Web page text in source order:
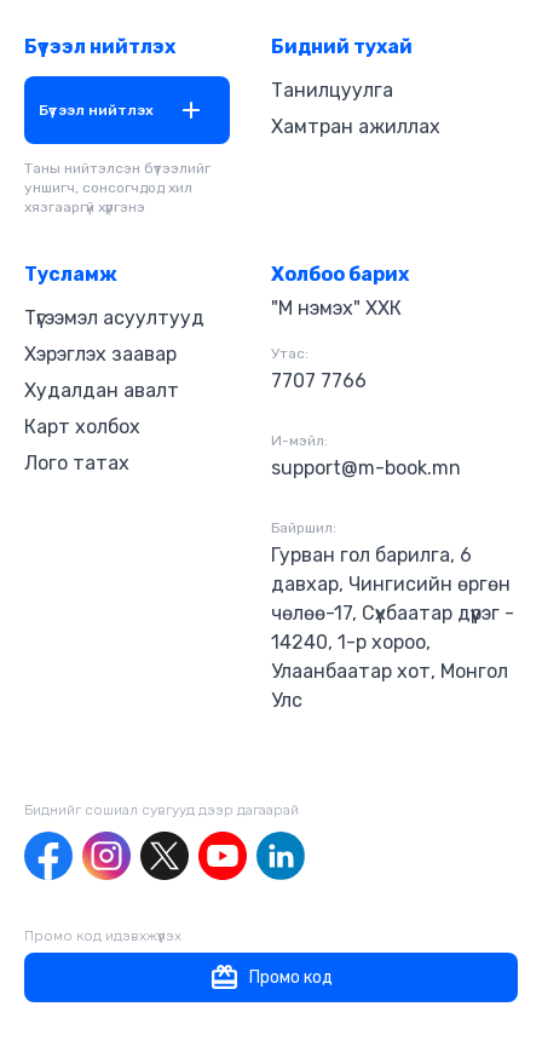
Бүтээл нийтлэх
Бүтээл нийтлэх
Таны нийтэлсэн бүтээлийг
уншигч, сонсогчдод хил
хязгааргүй хүргэнэ
Бидний тухай
Танилцуулга
Хамтран ажиллах
Тусламж
Түгээмэл асуултууд
Хэрэглэх заавар
Худалдан авалт
Карт холбох
Лого татах
Холбоо барих
"М нэмэх" ХХК
Утас:
7707 7766
И-мэйл:
support@m-book.mn
Байршил:
Гурван гол барилга, 6
давхар, Чингисийн өргөн
чөлөө-17, Сүхбаатар дүүрэг -
14240, 1-р хороо,
Улаанбаатар хот, Монгол
Улс
Биднийг сошиал сувгууд дээр дагаaрай
Промо код идэвхжүүлэх
Промо код